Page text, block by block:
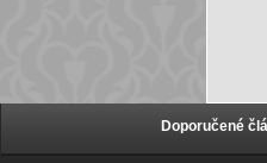
Doporučené